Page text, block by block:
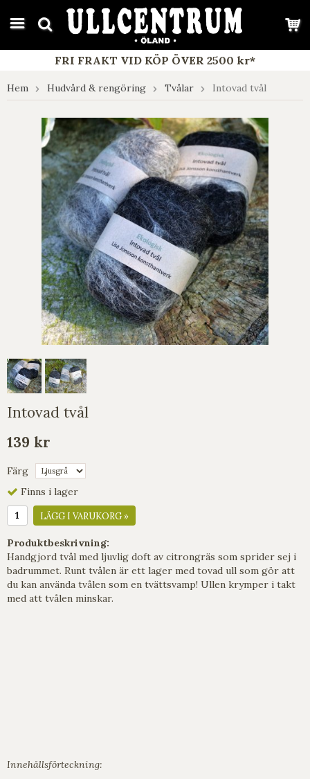
google-site-verification: google7e4b1026db5d9f32.html
FRI FRAKT VID KÖP ÖVER 2500 kr*
Hem Hudvård & rengöring Tvålar Intovad tvål
Intovad tvål
139 kr
Färg
Finns i lager
LÄGG I VARUKORG »
Produktbeskrivning:
Handgjord tvål med ljuvlig doft av citrongräs som sprider sej i
badrummet. Runt tvålen är ett lager med tovad ull som gör att
du kan använda tvålen som en tvättsvamp! Ullen krymper i takt
med att tvålen minskar.
Innehållsförteckning: